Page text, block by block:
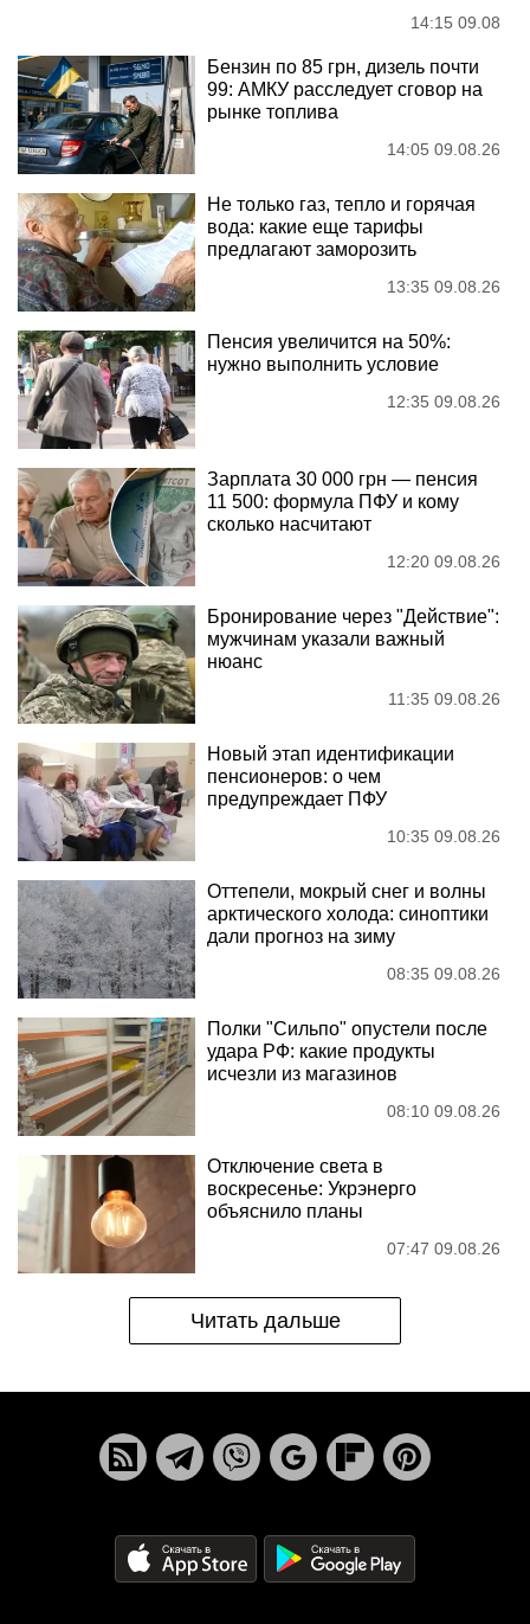
14:15 09.08
Бензин по 85 грн, дизель почти
99: АМКУ расследует сговор на
рынке топлива
14:05 09.08.26
Не только газ, тепло и горячая
вода: какие еще тарифы
предлагают заморозить
13:35 09.08.26
Пенсия увеличится на 50%:
нужно выполнить условие
12:35 09.08.26
Зарплата 30 000 грн — пенсия
11 500: формула ПФУ и кому
сколько насчитают
12:20 09.08.26
Бронирование через "Действие":
мужчинам указали важный
нюанс
11:35 09.08.26
Новый этап идентификации
пенсионеров: о чем
предупреждает ПФУ
10:35 09.08.26
Оттепели, мокрый снег и волны
арктического холода: синоптики
дали прогноз на зиму
08:35 09.08.26
Полки "Сильпо" опустели после
удара РФ: какие продукты
исчезли из магазинов
08:10 09.08.26
Отключение света в
воскресенье: Укрэнерго
объяснило планы
07:47 09.08.26
Читать дальше